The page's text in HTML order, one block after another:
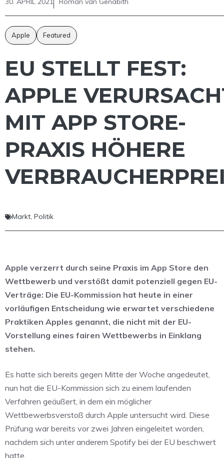
Apple Featured
EU STELLT FEST:
APPLE
MIT APP STORE-
PRAXIS HÖHERE
Markt, Politik
Apple verzerrt durch seine Praxis im App Store den
Wettbewerb und verstößt damit potenziell gegen EU-
Verträge: Die EU-Kommission hat heute in einer
vorläufigen Entscheidung wie erwartet verschiedene
Praktiken Apples genannt, die nicht mit der EU-
Vorstellung eines fairen Wettbewerbs in Einklang
stehen.
Es hatte sich bereits gegen Mitte der Woche angedeutet,
nun hat die EU-Kommission sich zu einem laufenden
Verfahren geäußert, in dem ein möglicher
Wettbewerbsverstoß durch Apple untersucht wird. Diese
Prüfung war bereits vor zwei Jahren eingeleitet worden,
nachdem sich unter anderem Spotify bei der EU beschwert
hatte.